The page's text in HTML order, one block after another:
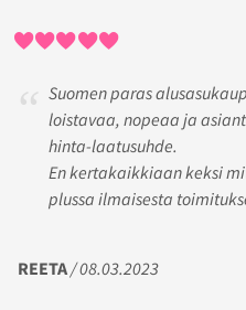
Suomen paras
loistavaa, nopeaa ja
hinta-laatusuhde.
En kertakaikkiaan keksi
plussa ilmaisesta
REETA / 08.03.2023